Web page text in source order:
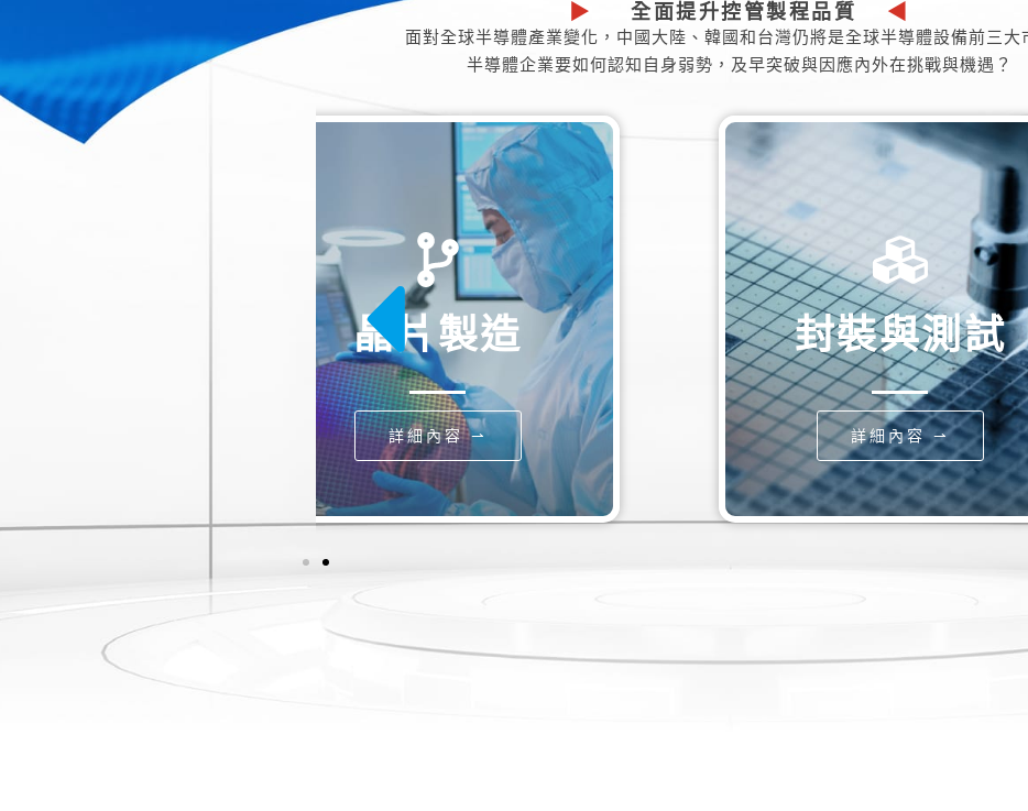
▶ 全面提升控管製程品質 ◀
面對全球半導體產業變化，中國大陸、韓國和台灣仍將是全球半導體設備前三大
半導體企業要如何認知自身弱勢，及早突破與因應內外在挑戰與機遇？
封裝與測試
詳細內容 ⇀
晶片製
詳細內容 ⇀